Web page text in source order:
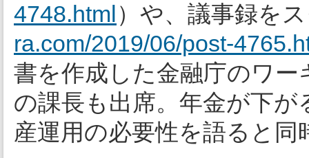
4748.html）や、議事録を
ra.com/2019/06/post-
書を作成した金融庁のワ
の課長も出席。年金が下
産運用の必要性を語ると